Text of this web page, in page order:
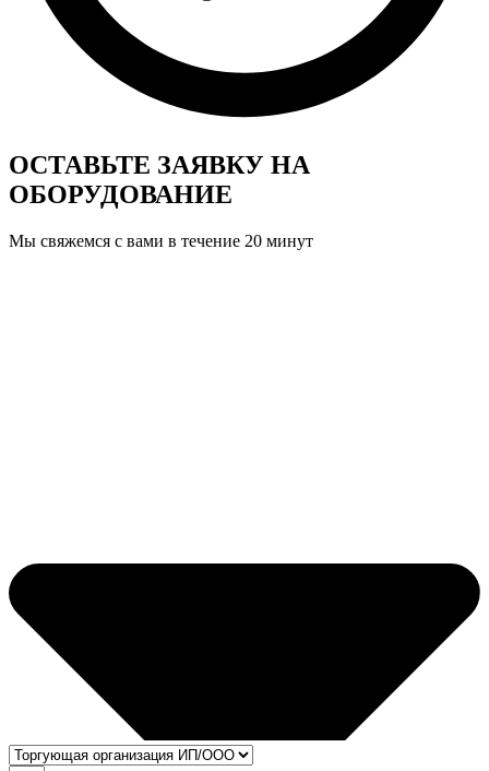
ОСТАВЬТЕ ЗАЯВКУ НА
ОБОРУДОВАНИЕ
Мы свяжемся с вами в течение 20 минут